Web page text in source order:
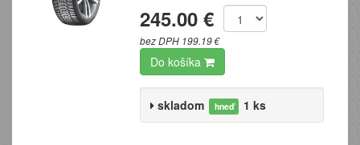
245.00 €
bez DPH 199.19 €
Do košíka
skladom hneď 1 ks